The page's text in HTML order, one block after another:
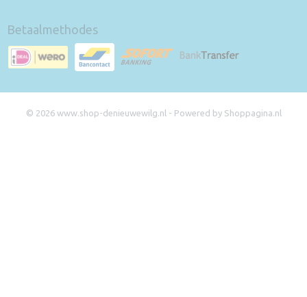
Betaalmethodes
© 2026 www.shop-denieuwewilg.nl - Powered by Shoppagina.nl